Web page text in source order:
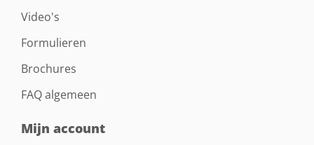
Video's
Formulieren
Brochures
FAQ algemeen
Mijn account